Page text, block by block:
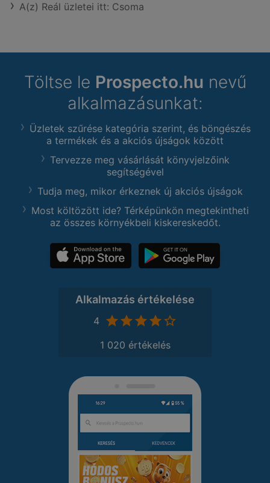
A(z) Reál üzletei itt: Csoma
Töltse le Prospecto.hu nevű
alkalmazásunkat:
Üzletek szűrése kategória szerint, és böngészés
a termékek és a akciós újságok között
Tervezze meg vásárlását könyvjelzőink
segítségével
Tudja meg, mikor érkeznek új akciós újságok
Most költözött ide? Térképünkön megtekintheti
az összes környékbeli kiskereskedőt.
Alkalmazás értékelése
4
1 020 értékelés